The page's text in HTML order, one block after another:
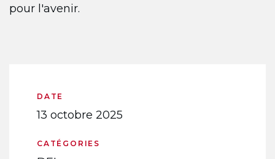
pour l'avenir.
DATE
13 octobre 2025
CATÉGORIES